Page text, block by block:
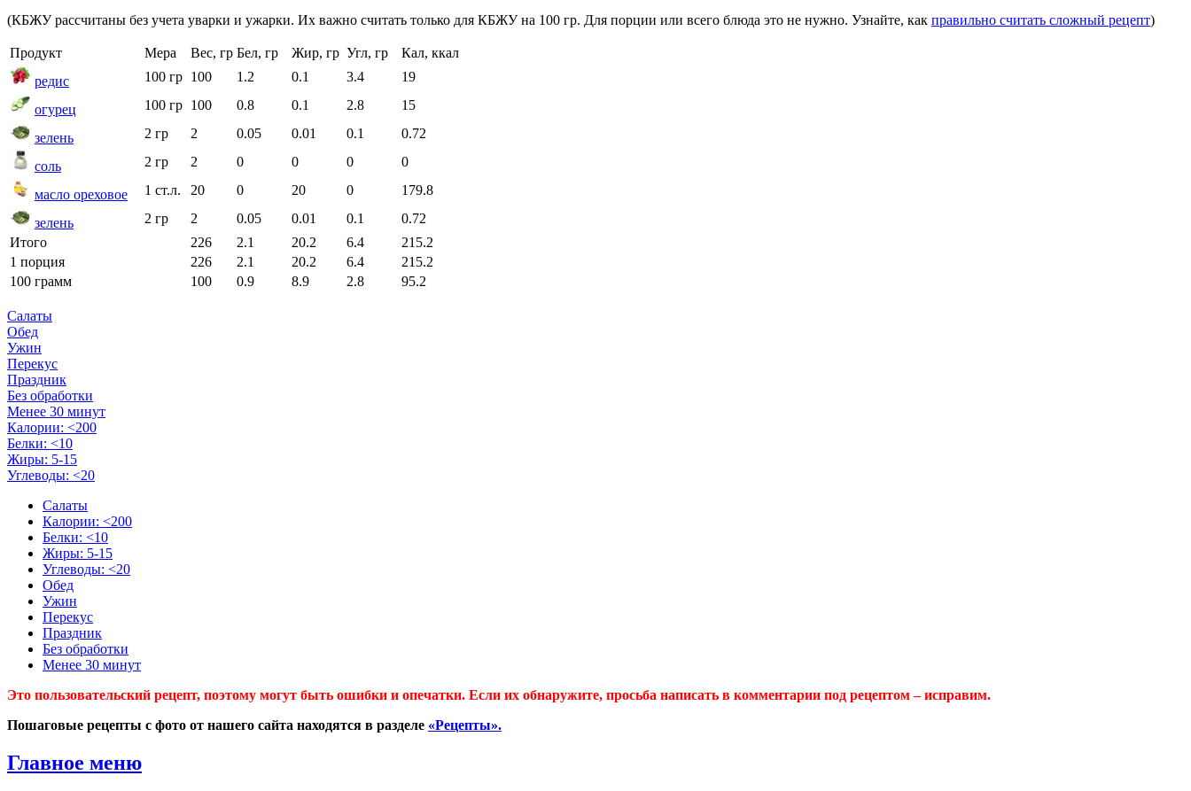
(КБЖУ рассчитаны без учета уварки и ужарки. Их важно считать только для КБЖУ на 100 гр. Для порции или всего блюда это не нужно. Узнайте, как правильно считать сложный рецепт)
Продукт Мера Вес, гр Бел, гр Жир, гр Угл, гр
Кал, ккал
редис
100 гр 100 1.2 0.1 3.4 19
огурец 100 гр 100 0.8 0.1 2.8 15
зелень 2 гр 2 0.05 0.01 0.1 0.72
соль 2 гр 2 0 0 0 0
масло ореховое 1 ст.л. 20 0 20 0 179.8
зелень 2 гр 2 0.05 0.01 0.1
0.72
Итого
226 2.1 20.2 6.4
215.2
1 порция
226 2.1 20.2 6.4
215.2
100 грамм
100 0.9 8.9 2.8 95.2
Салаты
Обед
Ужин
Перекус
Праздник
Без обработки
Менее 30 минут
Калории: <200
Белки: <10
Жиры: 5-15
Углеводы: <20
Салаты
Калории: <200
Белки: <10
Жиры: 5-15
Углеводы: <20
Обед
Ужин
Перекус
Праздник
Без обработки
Менее 30 минут
Это пользовательский рецепт, поэтому могут быть ошибки и опечатки. Если их обнаружите, просьба написать в комментарии под рецептом – исправим.
Пошаговые рецепты с фото от нашего сайта находятся в разделе «Рецепты».
Главное меню